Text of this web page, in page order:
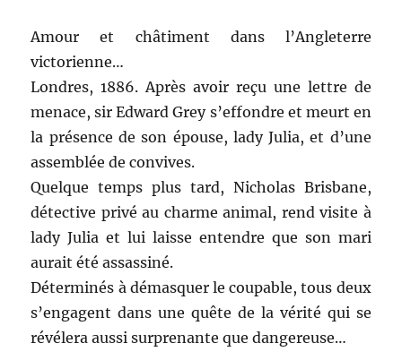
Amour et châtiment dans l’Angleterre
victorienne…
Londres, 1886. Après avoir reçu une lettre de
menace, sir Edward Grey s’effondre et meurt en
la présence de son épouse, lady Julia, et d’une
assemblée de convives.
Quelque temps plus tard, Nicholas Brisbane,
détective privé au charme animal, rend visite à
lady Julia et lui laisse entendre que son mari
aurait été assassiné.
Déterminés à démasquer le coupable, tous deux
s’engagent dans une quête de la vérité qui se
révélera aussi surprenante que dangereuse…